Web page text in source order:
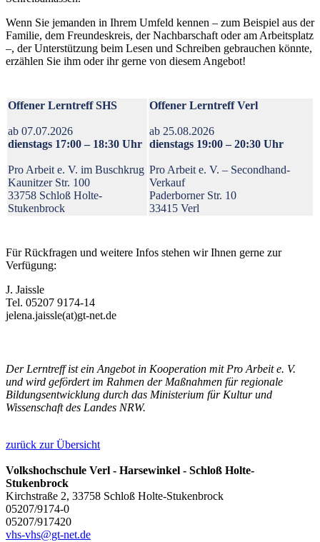
Wenn Sie jemanden in Ihrem Umfeld kennen – zum Beispiel aus der
Familie, dem Freundeskreis, der Nachbarschaft oder am Arbeitsplatz
–, der Unterstützung beim Lesen und Schreiben gebrauchen könnte,
erzählen Sie ihm oder ihr gerne von diesem Angebot!
Offener Lerntreff SHS
ab 07.07.2026
dienstags 17:00 – 18:30 Uhr
Pro Arbeit e. V. im Buschkrug
Kaunitzer Str. 100
33758 Schloß Holte-
Stukenbrock
Offener Lerntreff Verl
ab 25.08.2026
dienstags 19:00 – 20:30 Uhr
Pro Arbeit e. V. – Secondhand-
Verkauf
Paderborner Str. 10
33415 Verl
Für Rückfragen und weitere Infos stehen wir Ihnen gerne zur
Verfügung:
J. Jaissle
Tel. 05207 9174-14
jelena.jaissle(at)gt-net.de
Der Lerntreff ist ein Angebot in Kooperation mit Pro Arbeit e. V.
und wird gefördert im Rahmen der Maßnahmen für regionale
Bildungsentwicklung durch das Ministerium für Kultur und
Wissenschaft des Landes NRW.
zurück zur Übersicht
Volkshochschule Verl - Harsewinkel - Schloß Holte-
Stukenbrock
Kirchstraße 2, 33758 Schloß Holte-Stukenbrock
05207/9174-0
05207/917420
vhs-vhs@gt-net.de